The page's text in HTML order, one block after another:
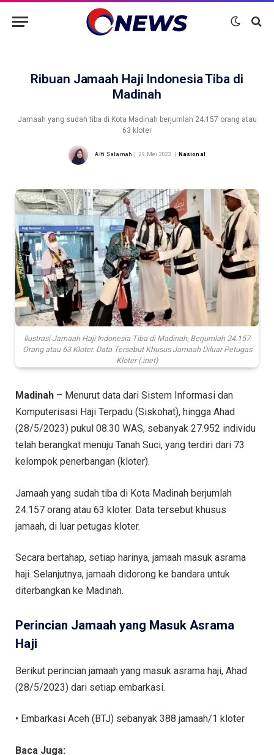
Ribuan Jamaah Haji Indonesia Tiba di
Madinah
Jamaah yang sudah tiba di Kota Madinah berjumlah 24.157 orang atau
63 kloter
Alfi Salamah 29 Mei 2023 Nasional
Ilustrasi Jamaah Haji Indonesia Tiba di Madinah, Berjumlah 24.157
Orang atau 63 Kloter. Data Tersebut Khusus Jamaah Diluar Petugas
Kloter (.inet)
Madinah – Menurut data dari Sistem Informasi dan
Komputerisasi Haji Terpadu (Siskohat), hingga Ahad
(28/5/2023) pukul 08.30 WAS, sebanyak 27.952 individu
telah berangkat menuju Tanah Suci, yang terdiri dari 73
kelompok penerbangan (kloter).
Jamaah yang sudah tiba di Kota Madinah berjumlah
24.157 orang atau 63 kloter. Data tersebut khusus
jamaah, di luar petugas kloter.
Secara bertahap, setiap harinya, jamaah masuk asrama
haji. Selanjutnya, jamaah didorong ke bandara untuk
diterbangkan ke Madinah.
Perincian Jamaah yang Masuk Asrama
Haji
Berikut perincian jamaah yang masuk asrama haji, Ahad
(28/5/2023) dari setiap embarkasi.
• Embarkasi Aceh (BTJ) sebanyak 388 jamaah/1 kloter
Baca Juga: